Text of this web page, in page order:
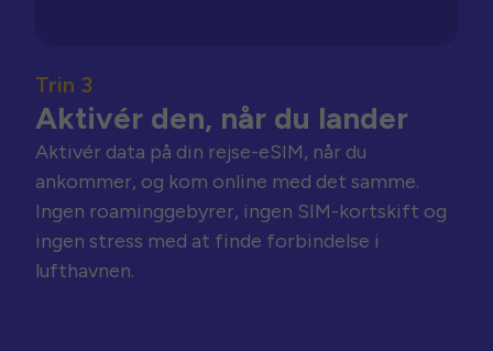
Trin 3
Aktivér den, når du lander
Aktivér data på din rejse-eSIM, når du
ankommer, og kom online med det samme.
Ingen roaminggebyrer, ingen SIM-kortskift og
ingen stress med at finde forbindelse i
lufthavnen.